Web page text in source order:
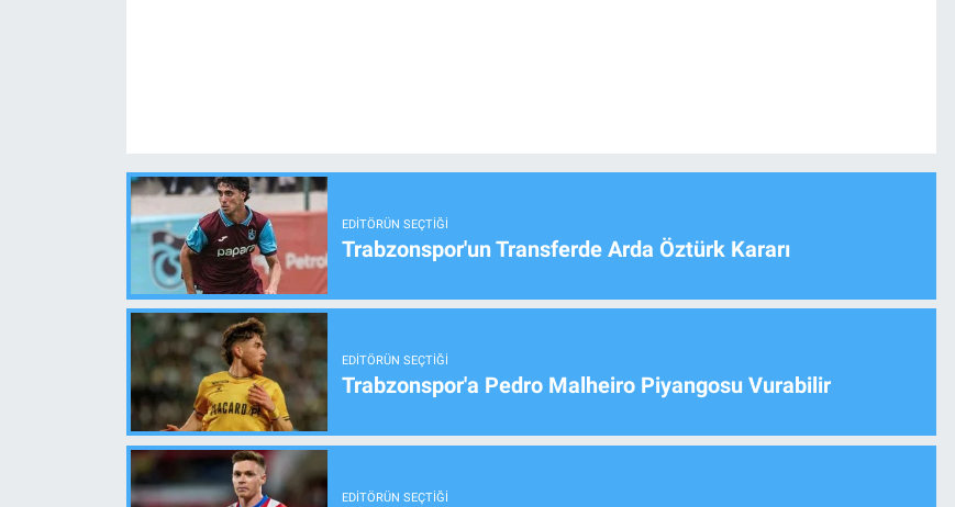
EDITÖRÜN SEÇTIĞI
Trabzonspor'un Transferde Arda Öztürk Kararı
EDITÖRÜN SEÇTIĞI
Trabzonspor'a Pedro Malheiro Piyangosu Vurabilir
EDITÖRÜN SEÇTIĞI